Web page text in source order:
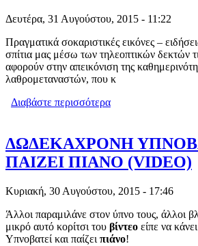
Δευτέρα, 31 Αυγούστου, 2015 - 11:22
Πραγματικά σοκαριστικές εικόνες –
σπίτια μας μέσω των τηλεοπτικών δεκτών
αφορούν στην απεικόνιση της
λαθρομεταναστών, που κ
Διαβάστε περισσότερα
ΔΩΔΕΚΑΧΡΟΝΗ
ΠΑΙΖΕΙ ΠΙΑΝΟ (VIDEO)
Κυριακή, 30 Αυγούστου, 2015 - 17:46
Άλλοι παραμιλάνε στον ύπνο τους, άλλοι
μικρό αυτό κορίτσι του βίντεο είπε να
Υπνοβατεί και παίζει πιάνο!